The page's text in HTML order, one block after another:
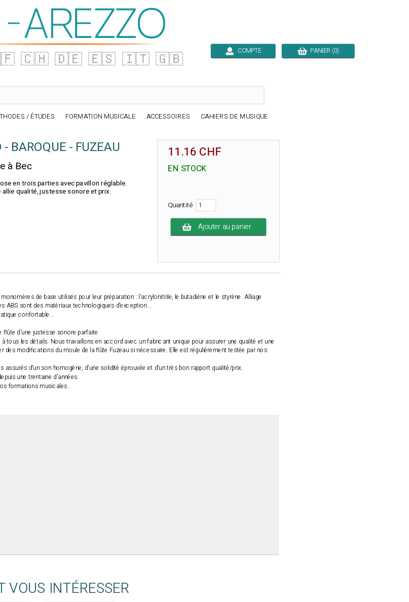
🇨🇭 🇩🇪 🇪🇸 🇮🇹 🇬🇧 COMPTE PANIER (0)
/ ÉTUDES FORMATION MUSICALE ACCESSOIRES CAHIERS DE MUSIQUE
BAROQUE - FUZEAU
à Bec
en trois parties avec pavillon réglable.
qualité, justesse sonore et prix.
11.16 CHF
EN STOCK
Quantité
Ajouter au panier
de base utilisés pour leur préparation : l'acrylonitrile, le butadiène et le styrène. Alliage
ABS sont des matériaux technologiques d'exception...
confortable...
d'une justesse sonore parfaite.
tous les détails. Nous travaillons en accord avec un fabricant unique pour assurer une qualité et une
modifications du moule de la flûte Fuzeau si nécessaire. Elle est régulièrement testée par nos
assurés d'un son homogène, d'une solidité éprouvée et d'un très bon rapport qualité/prix.
une trentaine d'années.
formations musicales.
VOUS INTÉRESSER